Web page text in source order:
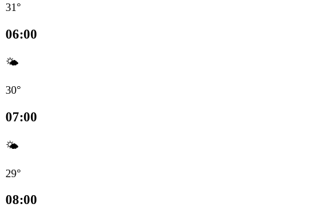
31°
06:00
🌤️
30°
07:00
🌤️
29°
08:00